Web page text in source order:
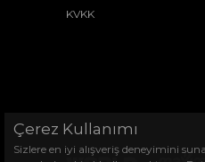
KVKK
Çerez Kullanımı
Sizlere en iyi alışveriş deneyimini